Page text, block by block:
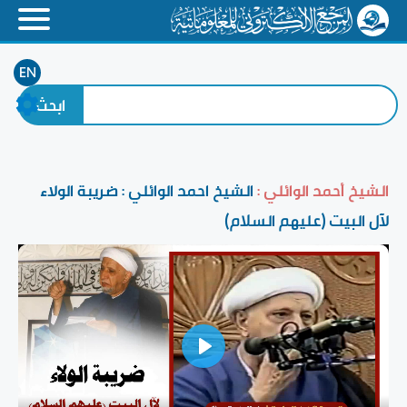
EN
الشيخ أحمد الوائلي :الشيخ احمد الوائلي : ضريبة الولاء
لآل البيت (عليهم السلام)
Play